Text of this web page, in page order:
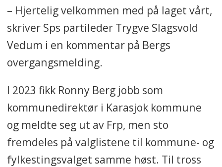
– Hjertelig velkommen med på laget vårt,
skriver Sps partileder Trygve Slagsvold
Vedum i en kommentar på Bergs
overgangsmelding.
I 2023 fikk Ronny Berg jobb som
kommunedirektør i Karasjok kommune
og meldte seg ut av Frp, men sto
fremdeles på valglistene til kommune- og
fylkestingsvalget samme høst. Til tross